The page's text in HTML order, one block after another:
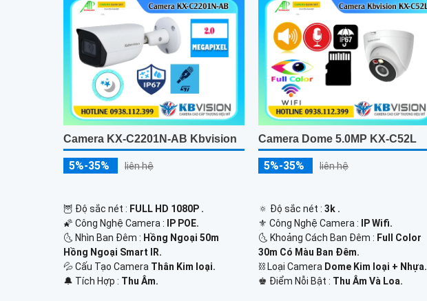
Camera KX-C2201N-AB Kbvision
5%-35% liên hệ
🦉 Độ sắc nét : FULL HD 1080P .
🌠 Công Nghệ Camera : IP POE.
🌜 Nhìn Ban Đêm : Hồng Ngoại 50m
Hồng Ngoại Smart IR.
💦 Cấu Tạo Camera Thân Kim loại.
️🔔 Tích Hợp : Thu Âm.
Camera Dome 5.0MP KX-C52L
5%-35% liên hệ
🔅 Độ sắc nét :3k .
⚜️ Công Nghệ Camera : IP Wifi.
🌜 Khoảng Cách Ban Đêm : Full Color
30m Có Màu Ban Ðêm.
⛓ Loại Camera Dome Kim loại + Nhựa.
️♚ Điểm Nỗi Bật : Thu Âm Và Loa.